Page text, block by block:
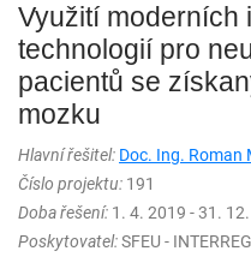
Využití moderních
technologií pro
pacientů se
mozku
Hlavní řešitel: Doc. Ing. Roman
Číslo projektu: 191
Doba řešení: 1. 4. 2019 - 31.
Poskytovatel:SFEU -